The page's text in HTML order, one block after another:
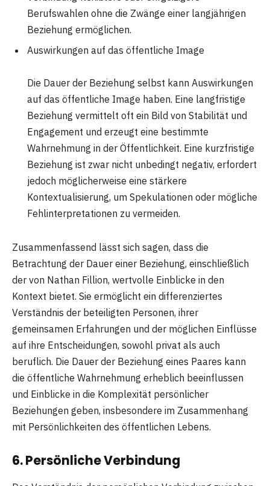
Berufswahlen ohne die Zwänge einer langjährigen
Beziehung ermöglichen.
Auswirkungen auf das öffentliche Image
Die Dauer der Beziehung selbst kann Auswirkungen
auf das öffentliche Image haben. Eine langfristige
Beziehung vermittelt oft ein Bild von Stabilität und
Engagement und erzeugt eine bestimmte
Wahrnehmung in der Öffentlichkeit. Eine kurzfristige
Beziehung ist zwar nicht unbedingt negativ, erfordert
jedoch möglicherweise eine stärkere
Kontextualisierung, um Spekulationen oder mögliche
Fehlinterpretationen zu vermeiden.
Zusammenfassend lässt sich sagen, dass die
Betrachtung der Dauer einer Beziehung, einschließlich
der von Nathan Fillion, wertvolle Einblicke in den
Kontext bietet. Sie ermöglicht ein differenziertes
Verständnis der beteiligten Personen, ihrer
gemeinsamen Erfahrungen und der möglichen Einflüsse
auf ihre Entscheidungen, sowohl privat als auch
beruflich. Die Dauer der Beziehung eines Paares kann
die öffentliche Wahrnehmung erheblich beeinflussen
und Einblicke in die Komplexität persönlicher
Beziehungen geben, insbesondere im Zusammenhang
mit Persönlichkeiten des öffentlichen Lebens.
6. Persönliche Verbindung